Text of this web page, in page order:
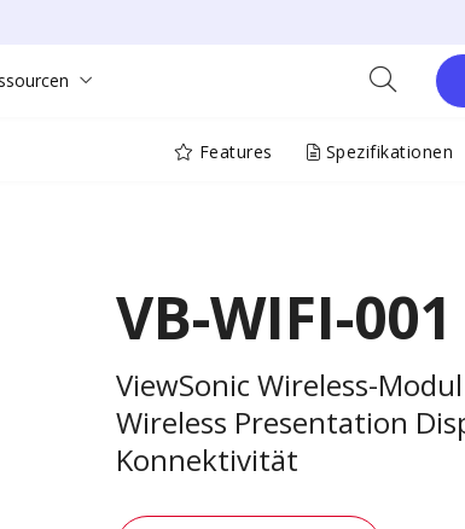
Features Spezifikationen
VB-WIFI-001
ViewSonic Wireless-
Wireless Presentation
Konnektivität